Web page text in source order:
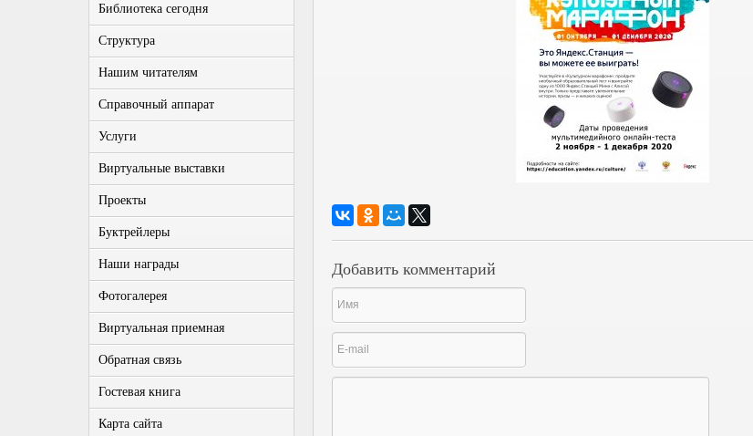
Добавить комментарий
Библиотека сегодня
Структура
Нашим читателям
Справочный аппарат
Услуги
Виртуальные выставки
Проекты
Буктрейлеры
Наши награды
Фотогалерея
Виртуальная приемная
Обратная связь
Гостевая книга
Карта сайта